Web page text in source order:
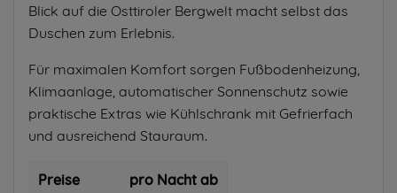
Blick auf die Osttiroler Bergwelt macht selbst das
Duschen zum Erlebnis.
Für maximalen Komfort sorgen Fußbodenheizung,
Klimaanlage, automatischer Sonnenschutz sowie
praktische Extras wie Kühlschrank mit Gefrierfach
und ausreichend Stauraum.
Preise pro Nacht ab